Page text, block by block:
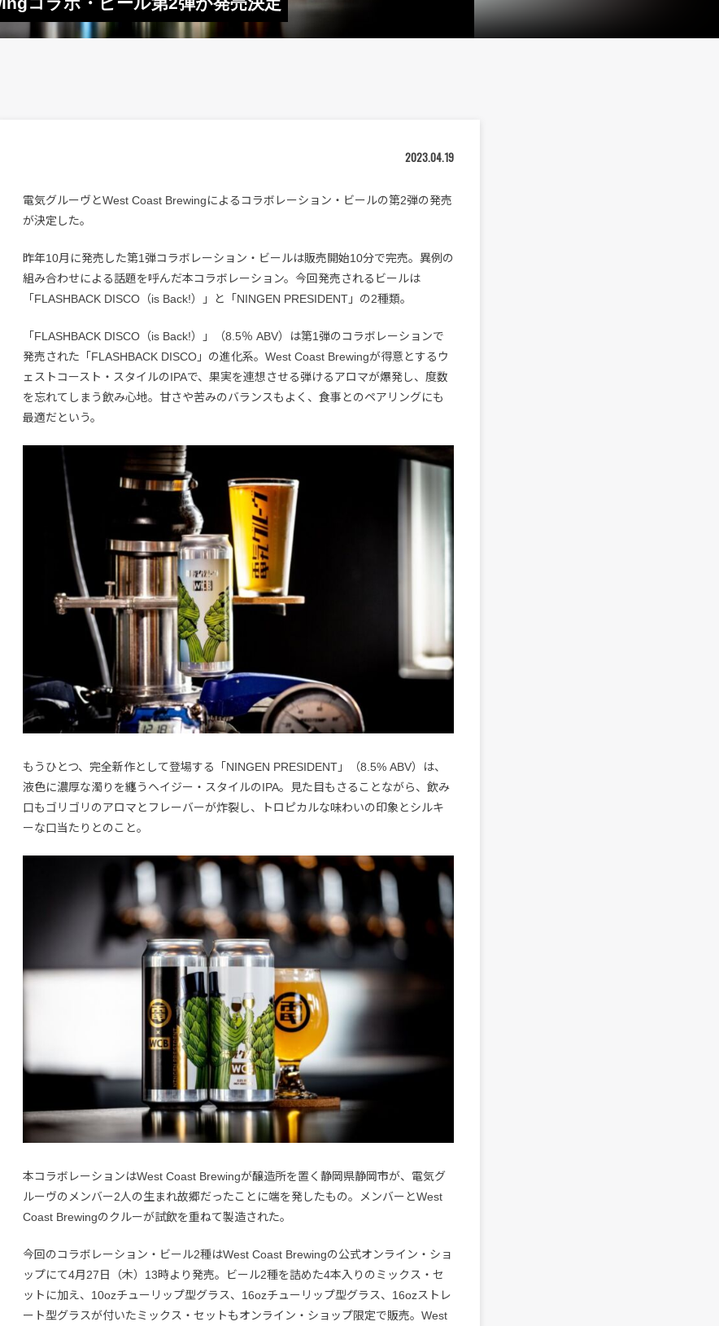
2023.04.19
電気グルーヴとWest Coast Brewingによるコラボレーション・ビールの第2弾の発売
が決定した。
昨年10月に発売した第1弾コラボレーション・ビールは販売開始10分で完売。異例の
組み合わせによる話題を呼んだ本コラボレーション。今回発売されるビールは
「FLASHBACK DISCO（is Back!）」と「NINGEN PRESIDENT」の2種類。
「FLASHBACK DISCO（is Back!）」（8.5％ ABV）は第1弾のコラボレーションで
発売された「FLASHBACK DISCO」の進化系。West Coast Brewingが得意とするウ
ェストコースト・スタイルのIPAで、果実を連想させる弾けるアロマが爆発し、度数
を忘れてしまう飲み心地。甘さや苦みのバランスもよく、食事とのペアリングにも
最適だという。
もうひとつ、完全新作として登場する「NINGEN PRESIDENT」（8.5% ABV）は、
液色に濃厚な濁りを纏うヘイジー・スタイルのIPA。見た目もさることながら、飲み
口もゴリゴリのアロマとフレーバーが炸裂し、トロピカルな味わいの印象とシルキ
ーな口当たりとのこと。
本コラボレーションはWest Coast Brewingが醸造所を置く静岡県静岡市が、電気グ
ルーヴのメンバー2人の生まれ故郷だったことに端を発したもの。メンバーとWest
Coast Brewingのクルーが試飲を重ねて製造された。
今回のコラボレーション・ビール2種はWest Coast Brewingの公式オンライン・ショ
ップにて4月27日（木）13時より発売。ビール2種を詰めた4本入りのミックス・セ
ットに加え、10ozチューリップ型グラス、16ozチューリップ型グラス、16ozストレ
ート型グラスが付いたミックス・セットもオンライン・ショップ限定で販売。West